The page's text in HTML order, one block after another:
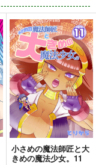
ム
表
示
ム
表
示
ム
表
示
小さめの魔法師匠と大
きめの魔法少女。11